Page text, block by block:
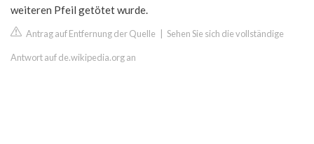
weiteren Pfeil getötet wurde.
Antrag auf Entfernung der Quelle Sehen Sie sich die vollständige
Antwort auf de.wikipedia.org an